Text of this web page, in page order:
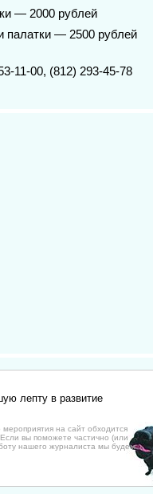
— 2000 рублей
палатки — 2500 рублей
11-00, (812) 293-45-78
лепту в развитие
на сайт обходится
вы поможете частично (или
нашего журналиста мы будем